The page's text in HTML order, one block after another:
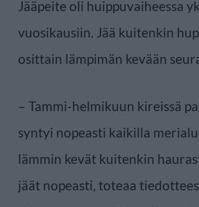
Jääpeite oli huippuvaiheessa
vuosikausiin. Jää kuitenkin
osittain lämpimän kevään
– Tammi-helmikuun kireissä
syntyi nopeasti kaikilla
lämmin kevät kuitenkin
jäät nopeasti, toteaa